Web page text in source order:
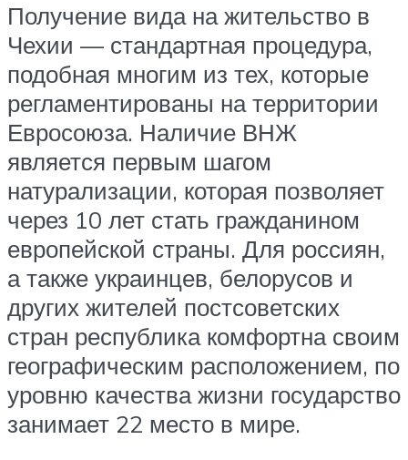
Получение вида на жительство в
Чехии — стандартная процедура,
подобная многим из тех, которые
регламентированы на территории
Евросоюза. Наличие ВНЖ
является первым шагом
натурализации, которая позволяет
через 10 лет стать гражданином
европейской страны. Для россиян,
а также украинцев, белорусов и
других жителей постсоветских
стран республика комфортна своим
географическим расположением, по
уровню качества жизни государство
занимает 22 место в мире.